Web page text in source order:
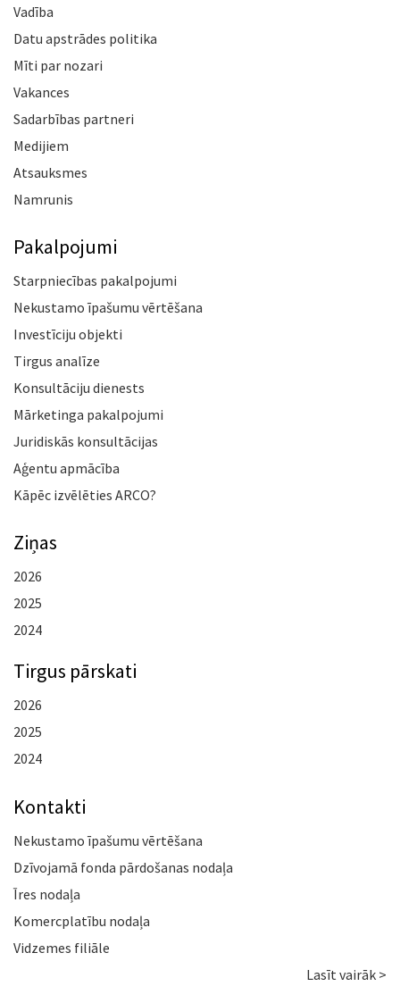
Vadība
Datu apstrādes politika
Mīti par nozari
Vakances
Sadarbības partneri
Medijiem
Atsauksmes
Namrunis
Pakalpojumi
Starpniecības pakalpojumi
Nekustamo īpašumu vērtēšana
Investīciju objekti
Tirgus analīze
Konsultāciju dienests
Mārketinga pakalpojumi
Juridiskās konsultācijas
Aģentu apmācība
Kāpēc izvēlēties ARCO?
Ziņas
2026
2025
2024
Tirgus pārskati
2026
2025
2024
Kontakti
Nekustamo īpašumu vērtēšana
Dzīvojamā fonda pārdošanas nodaļa
Īres nodaļa
Komercplatību nodaļa
Vidzemes filiāle
Lasīt vairāk >